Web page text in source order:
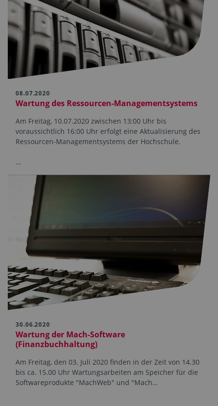
08.07.2020
Wartung des Ressourcen-Managementsystems
Am Freitag, 10.07.2020 zwischen 13:00 Uhr bis
voraussichtlich 16:00 Uhr erfolgt eine Aktualisierung des
Ressourcen-Managementsystems der Hochschule.
…
30.06.2020
Wartung der Mach-Software
(Finanzbuchhaltung)
Am Freitag, den 03. Juli 2020 finden in der Zeit von 14.30
bis ca. 15.00 Uhr Wartungsarbeiten am Speicher für die
Softwareprodukte "MachWeb" und "Mach…